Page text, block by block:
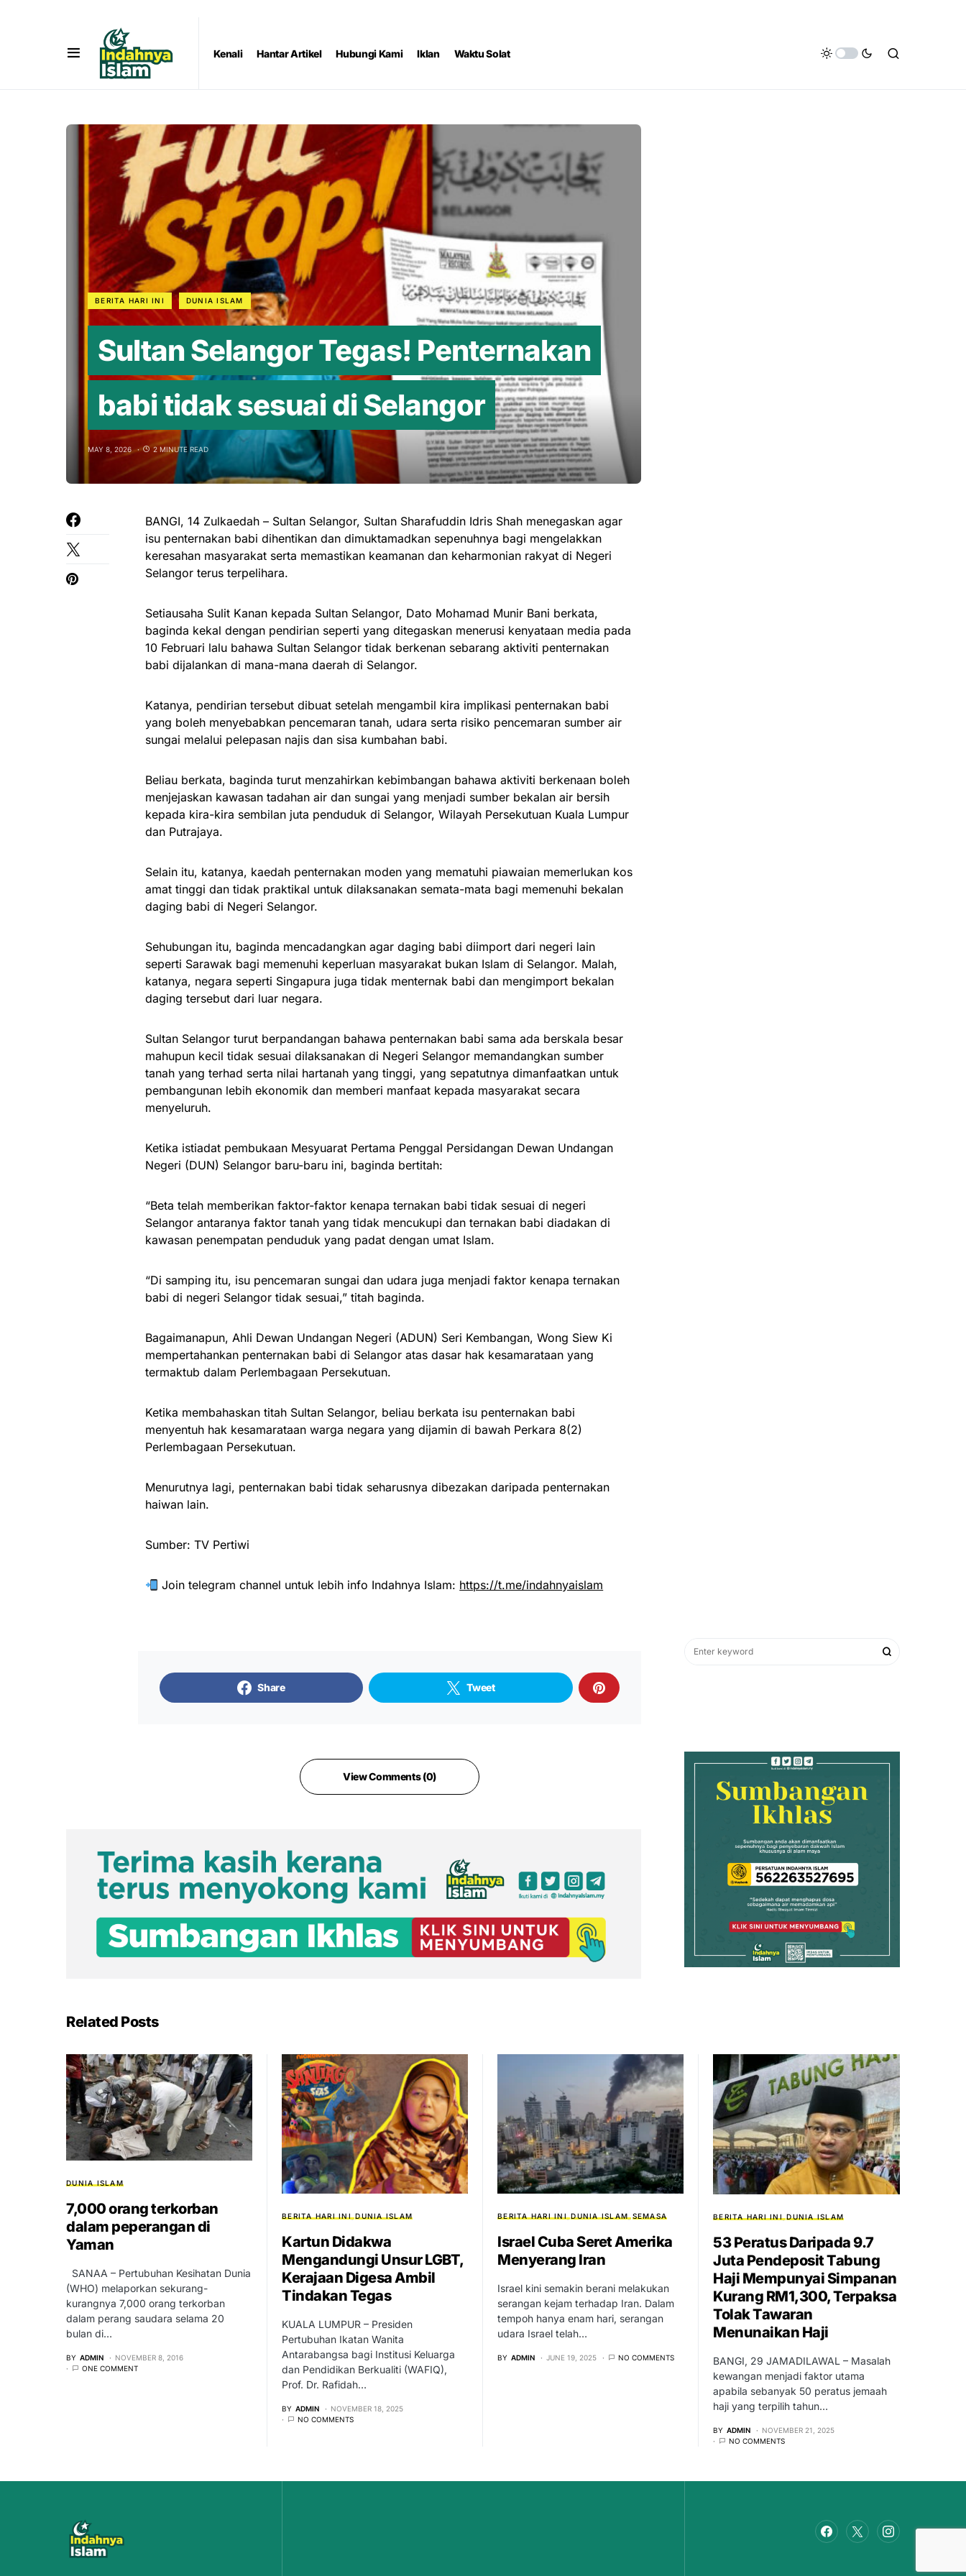
Kenali Hantar Artikel Hubungi Kami Iklan Waktu Solat
BERITA HARI INI DUNIA ISLAM
Sultan Selangor Tegas! Penternakan
babi tidak sesuai di Selangor
MAY 8, 2026 2 MINUTE READ
BANGI, 14 Zulkaedah – Sultan Selangor, Sultan Sharafuddin Idris Shah menegaskan agar
isu penternakan babi dihentikan dan dimuktamadkan sepenuhnya bagi mengelakkan
keresahan masyarakat serta memastikan keamanan dan keharmonian rakyat di Negeri
Selangor terus terpelihara.
Setiausaha Sulit Kanan kepada Sultan Selangor, Dato Mohamad Munir Bani berkata,
baginda kekal dengan pendirian seperti yang ditegaskan menerusi kenyataan media pada
10 Februari lalu bahawa Sultan Selangor tidak berkenan sebarang aktiviti penternakan
babi dijalankan di mana-mana daerah di Selangor.
Katanya, pendirian tersebut dibuat setelah mengambil kira implikasi penternakan babi
yang boleh menyebabkan pencemaran tanah, udara serta risiko pencemaran sumber air
sungai melalui pelepasan najis dan sisa kumbahan babi.
Beliau berkata, baginda turut menzahirkan kebimbangan bahawa aktiviti berkenaan boleh
menjejaskan kawasan tadahan air dan sungai yang menjadi sumber bekalan air bersih
kepada kira-kira sembilan juta penduduk di Selangor, Wilayah Persekutuan Kuala Lumpur
dan Putrajaya.
Selain itu, katanya, kaedah penternakan moden yang mematuhi piawaian memerlukan kos
amat tinggi dan tidak praktikal untuk dilaksanakan semata-mata bagi memenuhi bekalan
daging babi di Negeri Selangor.
Sehubungan itu, baginda mencadangkan agar daging babi diimport dari negeri lain
seperti Sarawak bagi memenuhi keperluan masyarakat bukan Islam di Selangor. Malah,
katanya, negara seperti Singapura juga tidak menternak babi dan mengimport bekalan
daging tersebut dari luar negara.
Sultan Selangor turut berpandangan bahawa penternakan babi sama ada berskala besar
mahupun kecil tidak sesuai dilaksanakan di Negeri Selangor memandangkan sumber
tanah yang terhad serta nilai hartanah yang tinggi, yang sepatutnya dimanfaatkan untuk
pembangunan lebih ekonomik dan memberi manfaat kepada masyarakat secara
menyeluruh.
Ketika istiadat pembukaan Mesyuarat Pertama Penggal Persidangan Dewan Undangan
Negeri (DUN) Selangor baru-baru ini, baginda bertitah:
“Beta telah memberikan faktor-faktor kenapa ternakan babi tidak sesuai di negeri
Selangor antaranya faktor tanah yang tidak mencukupi dan ternakan babi diadakan di
kawasan penempatan penduduk yang padat dengan umat Islam.
“Di samping itu, isu pencemaran sungai dan udara juga menjadi faktor kenapa ternakan
babi di negeri Selangor tidak sesuai,” titah baginda.
Bagaimanapun, Ahli Dewan Undangan Negeri (ADUN) Seri Kembangan, Wong Siew Ki
mempertahankan penternakan babi di Selangor atas dasar hak kesamarataan yang
termaktub dalam Perlembagaan Persekutuan.
Ketika membahaskan titah Sultan Selangor, beliau berkata isu penternakan babi
menyentuh hak kesamarataan warga negara yang dijamin di bawah Perkara 8(2)
Perlembagaan Persekutuan.
Menurutnya lagi, penternakan babi tidak seharusnya dibezakan daripada penternakan
haiwan lain.
Sumber: TV Pertiwi
Join telegram channel untuk lebih info Indahnya Islam: https://t.me/indahnyaislam
Share Tweet
View Comments (0)
Related Posts
DUNIA ISLAM
7,000 orang terkorban
dalam peperangan di
Yaman
SANAA – Pertubuhan Kesihatan Dunia
(WHO) melaporkan sekurang-
kurangnya 7,000 orang terkorban
dalam perang saudara selama 20
bulan di…
BY ADMIN
NOVEMBER 8, 2016
ONE COMMENT
BERITA HARI INI DUNIA ISLAM
Kartun Didakwa
Mengandungi Unsur LGBT,
Kerajaan Digesa Ambil
Tindakan Tegas
KUALA LUMPUR – Presiden
Pertubuhan Ikatan Wanita
Antarabangsa bagi Institusi Keluarga
dan Pendidikan Berkualiti (WAFIQ),
Prof. Dr. Rafidah…
BY ADMIN
NOVEMBER 18, 2025
NO COMMENTS
BERITA HARI INI DUNIA ISLAM SEMASA
Israel Cuba Seret Amerika
Menyerang Iran
Israel kini semakin berani melakukan
serangan kejam terhadap Iran. Dalam
tempoh hanya enam hari, serangan
udara Israel telah…
BY ADMIN JUNE 19, 2025 NO COMMENTS
BERITA HARI INI DUNIA ISLAM
53 Peratus Daripada 9.7
Juta Pendeposit Tabung
Haji Mempunyai Simpanan
Kurang RM1,300, Terpaksa
Tolak Tawaran
Menunaikan Haji
BANGI, 29 JAMADILAWAL – Masalah
kewangan menjadi faktor utama
apabila sebanyak 50 peratus jemaah
haji yang terpilih tahun…
BY ADMIN
NOVEMBER 21, 2025
NO COMMENTS